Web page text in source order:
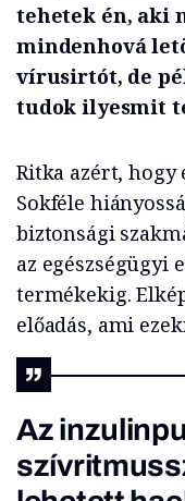
tehetek én, aki
mindenhová
vírusirtót, de
tudok ilyesmit
Ritka azért, hogy
Sokféle
biztonsági
az egészségügyi
termékekig.
előadás, ami
Az